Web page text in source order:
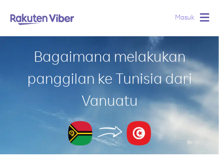
Masuk
Bagaimana melakukan
panggilan ke Tunisia dari
Vanuatu